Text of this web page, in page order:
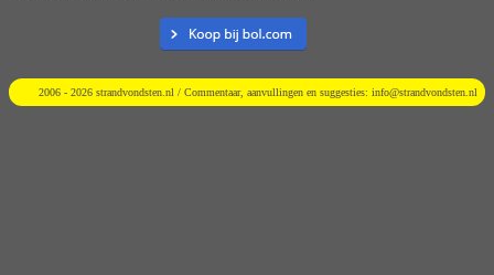
2006 - 2026 strandvondsten.nl / Commentaar, aanvullingen en suggesties: info@strandvondsten.nl